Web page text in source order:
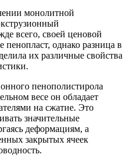
монолитной
всего, своей ценовой
пенопласт, однако разница в
их различные свойства
пенополистирола
весе он обладает
на сжатие. Это
значительные
деформациям, а
закрытых ячеек